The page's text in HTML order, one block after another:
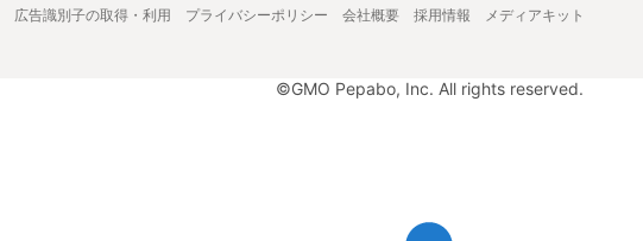
広告識別子の取得・利用 プライバシーポリシー 会社概要 採用情報 メディアキット
©GMO Pepabo, Inc. All rights reserved.